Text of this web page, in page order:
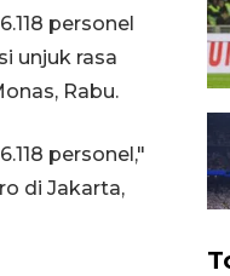
personel
unjuk rasa
Rabu.
personel,"
di Jakarta,